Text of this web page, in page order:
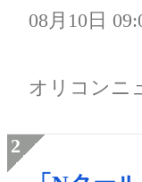
08月10日
オリコンニ